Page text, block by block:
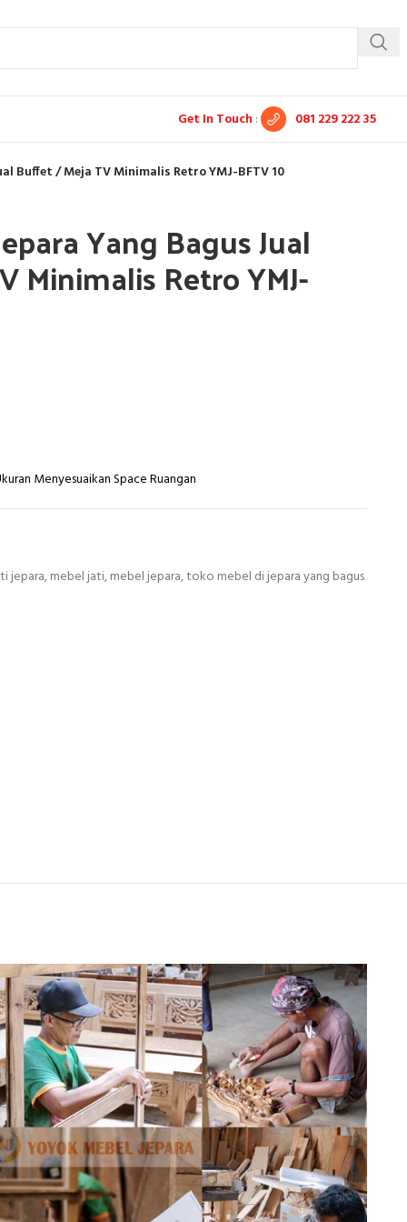
Get In Touch : 081 229 222 35
Buffet / Meja TV Minimalis Retro YMJ-BFTV 10
Yang Bagus Jual
Minimalis Retro YMJ-
Menyesuaikan Space Ruangan
jepara,mebel jati,mebel jepara,toko mebel di jepara yang bagus